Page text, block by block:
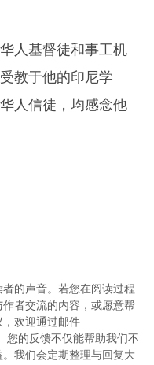
人基督徒和事工机
教于他的印尼学
人信徒，均感念他
的声音。若您在阅读过程
者交流的内容，或愿意帮
欢迎通过邮件
您的反馈不仅能帮助我们不
我们会定期整理与回复大